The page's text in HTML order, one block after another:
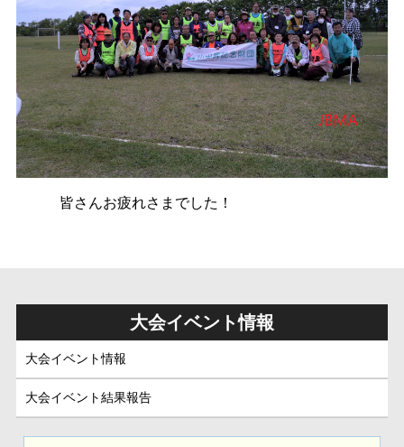
皆さんお疲れさまでした！
大会イベント情報
大会イベント情報
大会イベント結果報告